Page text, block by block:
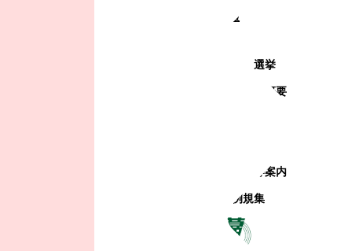
町政情報
選挙
町の概要
観光地・公共施設等案内
電子掲示場・例規集